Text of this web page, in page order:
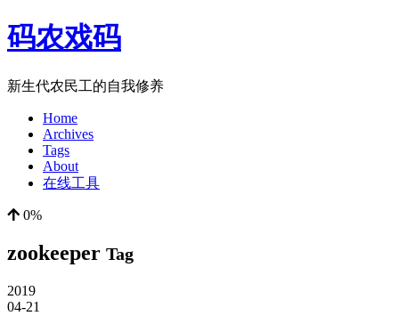
码农戏码
新生代农民工的自我修养
Home
Archives
Tags
About
在线工具
0%
zookeeper Tag
2019
04-21